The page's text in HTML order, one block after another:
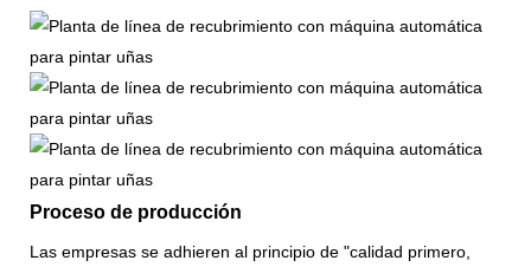
Proceso de producción
Las empresas se adhieren al principio de "calidad primero,